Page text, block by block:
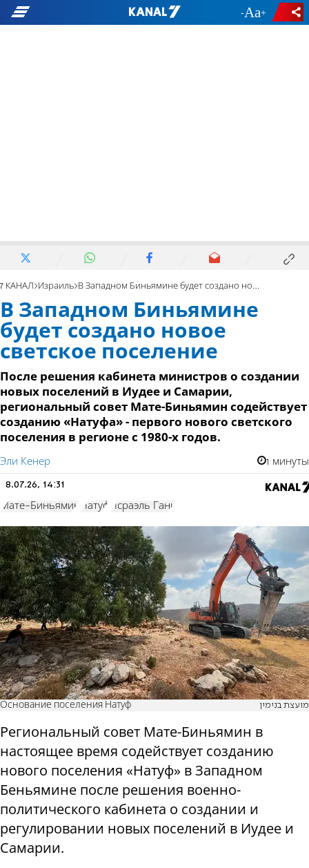
- +
7 КАНАЛ Израиль В Западном Биньямине будет создано новое светское поселение
В Западном Биньямине
будет создано новое
светское поселение
После решения кабинета министров о создании
новых поселений в Иудее и Самарии,
региональный совет Мате-Биньямин содействует
созданию «Натуфа» - первого нового светского
поселения в регионе с 1980-х годов.
Эли Кенер 1 минуты
8.07.26, 14:31
Мате-Биньямин Натуф Исраэль Ганц
Основание поселения Натуф מועצת בנימין
Региональный совет Мате-Биньямин в
настоящее время содействует созданию
нового поселения «Натуф» в Западном
Беньямине после решения военно-
политического кабинета о создании и
регулировании новых поселений в Иудее и
Самарии.